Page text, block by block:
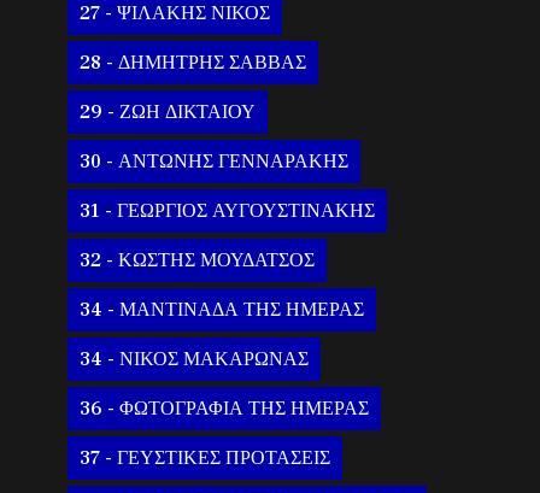
27 - ΨΙΛΑΚΗΣ ΝΙΚΟΣ
28 - ΔΗΜΗΤΡΗΣ ΣΑΒΒΑΣ
29 - ΖΩΗ ΔΙΚΤΑΙΟΥ
30 - ΑΝΤΩΝΗΣ ΓΕΝΝΑΡΑΚΗΣ
31 - ΓΕΩΡΓΙΟΣ ΑΥΓΟΥΣΤΙΝΑΚΗΣ
32 - ΚΩΣΤΗΣ ΜΟΥΔΑΤΣΟΣ
34 - ΜΑΝΤΙΝΑΔΑ ΤΗΣ ΗΜΕΡΑΣ
34 - ΝΙΚΟΣ ΜΑΚΑΡΩΝΑΣ
36 - ΦΩΤΟΓΡΑΦΙΑ ΤΗΣ ΗΜΕΡΑΣ
37 - ΓΕΥΣΤΙΚΕΣ ΠΡΟΤΑΣΕΙΣ